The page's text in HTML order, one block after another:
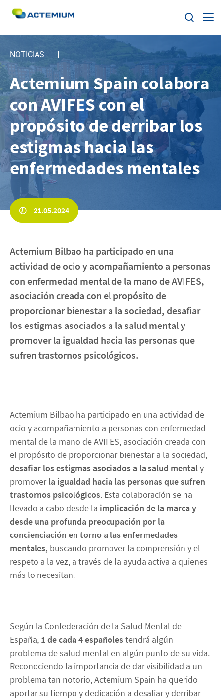
Sobre Actemium
Soluciones
Segmentos
Nuestra Red
ESG
Trabaja con nosotros
Noticias
Contacto
linkedintwitterinstagramyoutube
Buscar:
NOTICIAS
Actemium Spain colabora
con AVIFES con el
propósito de derribar los
estigmas hacia las
enfermedades mentales
21.05.2024
Actemium Bilbao ha participado en una
actividad de ocio y acompañamiento a personas
con enfermedad mental de la mano de AVIFES,
asociación creada con el propósito de
proporcionar bienestar a la sociedad, desafiar
los estigmas asociados a la salud mental y
promover la igualdad hacia las personas que
sufren trastornos psicológicos.
Actemium Bilbao ha participado en una actividad de
ocio y acompañamiento a personas con enfermedad
mental de la mano de AVIFES, asociación creada con
el propósito de proporcionar bienestar a la sociedad,
desafiar los estigmas asociados a la salud mentaly
promoverla igualdad hacia las personas que sufren
trastornos psicológicos. Esta colaboración se ha
llevado a cabo desde la implicación de la marca y
desde una profunda preocupación por la
concienciación en torno a las enfermedades
mentales, buscando promover la comprensión y el
respeto a la vez, a través de la ayuda activa a quienes
más lo necesitan.
Según la Confederación de la Salud Mental de
España, 1 de cada 4 españolestendrá algún
problema de salud mental en algún punto de su vida.
Reconociendo la importancia de dar visibilidad a un
problema tan notorio, Actemium Spain ha querido
aportar su tiempo y dedicación a desafiar y derribar